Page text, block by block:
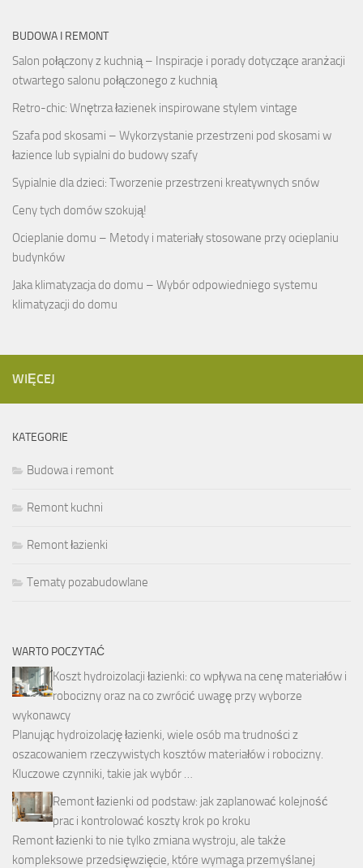
BUDOWA I REMONT
Salon połączony z kuchnią – Inspiracje i porady dotyczące aranżacji
otwartego salonu połączonego z kuchnią
Retro-chic: Wnętrza łazienek inspirowane stylem vintage
Szafa pod skosami – Wykorzystanie przestrzeni pod skosami w
łazience lub sypialni do budowy szafy
Sypialnie dla dzieci: Tworzenie przestrzeni kreatywnych snów
Ceny tych domów szokują!
Ocieplanie domu – Metody i materiały stosowane przy ocieplaniu
budynków
Jaka klimatyzacja do domu – Wybór odpowiedniego systemu
klimatyzacji do domu
WIĘCEJ
KATEGORIE
Budowa i remont
Remont kuchni
Remont łazienki
Tematy pozabudowlane
WARTO POCZYTAĆ
Koszt hydroizolacji łazienki: co wpływa na cenę materiałów i
robocizny oraz na co zwrócić uwagę przy wyborze
wykonawcy
Planując hydroizolację łazienki, wiele osób ma trudności z
oszacowaniem rzeczywistych kosztów materiałów i robocizny.
Kluczowe czynniki, takie jak wybór …
Remont łazienki od podstaw: jak zaplanować kolejność
prac i kontrolować koszty krok po kroku
Remont łazienki to nie tylko zmiana wystroju, ale także
kompleksowe przedsięwzięcie, które wymaga przemyślanej